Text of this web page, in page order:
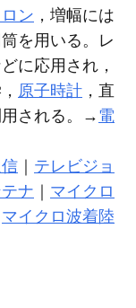
ン ，増幅には
を用いる。レ
に応用され，
原子時計 ，直
される。→電
｜ テレビジョ
ナ ｜ マイクロ
マイクロ波着陸